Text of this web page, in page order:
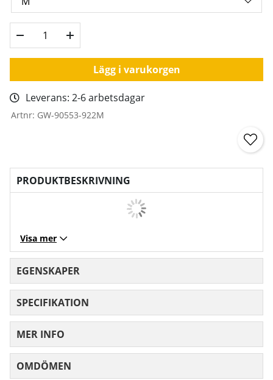
Lägg i varukorgen
Leverans: 2-6 arbetsdagar
Artnr: GW-90553-922M
PRODUKTBESKRIVNING
Visa mer
EGENSKAPER
SPECIFIKATION
MER INFO
OMDÖMEN